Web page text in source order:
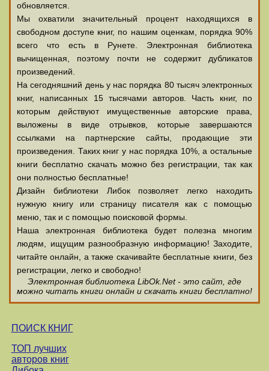
обновляется.
Мы охватили значительный процент находящихся в
свободном доступе книг, по нашим оценкам, порядка 90%
всего что есть в Рунете. Электронная библиотека
вычищенная, поэтому почти не содержит дубликатов
произведений.
На сегодняшний день у нас порядка 80 тысяч электронных
книг, написанных 15 тысячами авторов. Часть книг, по
которым действуют имущественные авторские права,
выложены в виде отрывков, которые завершаются
ссылками на партнерские сайты, продающие эти
произведения. Таких книг у нас порядка 10%, а остальные
книги бесплатно скачать можно без регистрации, так как
они полностью бесплатные!
Дизайн библиотеки Либок позволяет легко находить
нужную книгу или страницу писателя как с помощью
меню, так и с помощью поисковой формы.
Наша электронная библиотека будет полезна многим
людям, ищущим разнообразную информацию! Заходите,
читайте онлайн, а также скачивайте бесплатные книги, без
регистрации, легко и свободно!
Электронная библиотека LibOk.Net - это сайт, где
можно читать книги онлайн и скачать книги бесплатно!
ПОИСК КНИГ
ТОП лучших
авторов книг